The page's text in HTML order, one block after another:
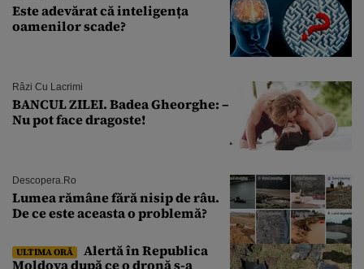
Este adevărat că inteligența
oamenilor scade?
Râzi Cu Lacrimi
BANCUL ZILEI. Badea Gheorghe: –
Nu pot face dragoste!
Descopera.ro
Lumea rămâne fără nisip de râu.
De ce este aceasta o problemă?
ULTIMA ORĂ
Alertă în Republica
Moldova după ce o dronă s-a